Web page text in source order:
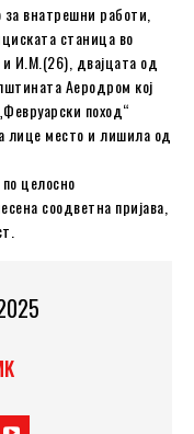
внатрешни работи,
станица во
И.М.(26), двајцата од
Аеродром кој
поход“
лице место и лишила од
целосно
соодветна пријава,